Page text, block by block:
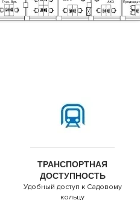
ТРАНСПОРТНАЯ
ДОСТУПНОСТЬ
Удобный доступ к Садовому
кольцу